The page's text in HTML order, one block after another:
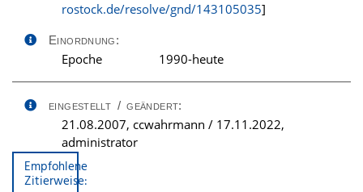
rostock.de/resolve/gnd/143105035]
Einordnung:
Epoche 1990-heute
eingestellt / geändert:
21.08.2007, ccwahrmann / 17.11.2022,
administrator
Empfohlene
Zitierweise: